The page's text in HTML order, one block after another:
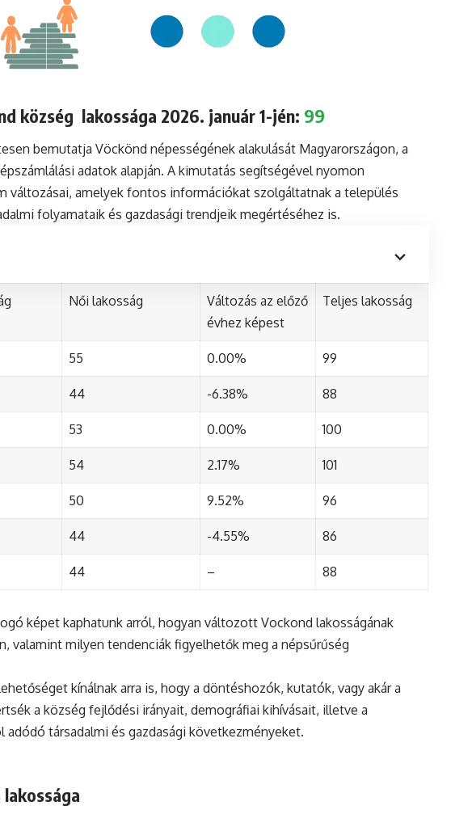
község lakossága 2026. január 1-jén: 99
bemutatja Vöckönd népességének alakulását Magyarországon, a
adatok alapján. A kimutatás segítségével nyomon
változásai, amelyek fontos információkat szolgáltatnak a település
folyamataik és gazdasági trendjeik megértéséhez is.
Női lakosság
Változás az előző
évhez képest
Teljes lakosság
55 0.00% 99
44 -6.38% 88
53 0.00% 100
54 2.17% 101
50 9.52% 96
44 -4.55% 86
44 – 88
képet kaphatunk arról, hogyan változott Vockond lakosságának
valamint milyen tendenciák figyelhetők meg a népsűrűség
kínálnak arra is, hogy a döntéshozók, kutatók, vagy akár a
a község fejlődési irányait, demográfiai kihívásait, illetve a
adódó társadalmi és gazdasági következményeket.